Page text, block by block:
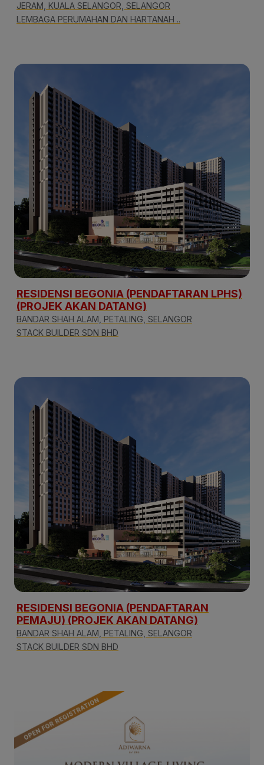
JERAM, KUALA SELANGOR, SELANGOR
LEMBAGA PERUMAHAN DAN HARTANAH ..
RESIDENSI BEGONIA (PENDAFTARAN LPHS)
(PROJEK AKAN DATANG)
BANDAR SHAH ALAM, PETALING, SELANGOR
STACK BUILDER SDN BHD
RESIDENSI BEGONIA (PENDAFTARAN
PEMAJU) (PROJEK AKAN DATANG)
BANDAR SHAH ALAM, PETALING, SELANGOR
STACK BUILDER SDN BHD